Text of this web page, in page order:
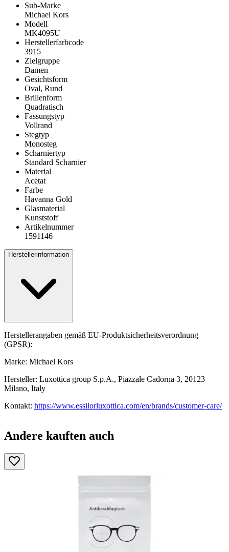
Sub-Marke
Michael Kors
Modell
MK4095U
Herstellerfarbcode
3915
Zielgruppe
Damen
Gesichtsform
Oval, Rund
Brillenform
Quadratisch
Fassungstyp
Vollrand
Stegtyp
Monosteg
Scharniertyp
Standard Scharnier
Material
Acetat
Farbe
Havanna Gold
Glasmaterial
Kunststoff
Artikelnummer
1591146
Herstellerinformation
Herstellerangaben gemäß EU-Produktsicherheitsverordnung
(GPSR):
Marke: Michael Kors
Hersteller: Luxottica group S.p.A., Piazzale Cadorna 3, 20123
Milano, Italy
Kontakt: https://www.essilorluxottica.com/en/brands/customer-care/
Andere kauften auch